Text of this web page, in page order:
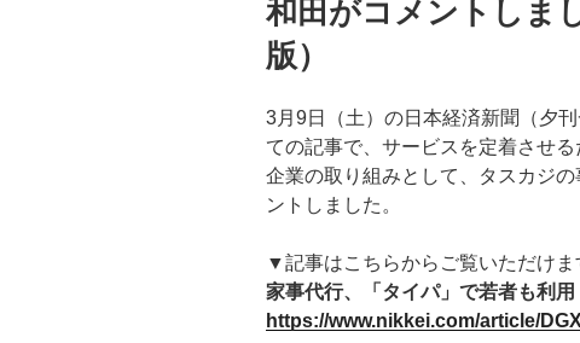
和田がコメントしま
版）
3月9日（土）の日本経済新聞（夕
ての記事で、サービスを定着させ
企業の取り組みとして、タスカジ
ントしました。
▼記事はこちらからご覧いただけま
家事代行、「タイパ」で若者も利
https://www.nikkei.com/article/